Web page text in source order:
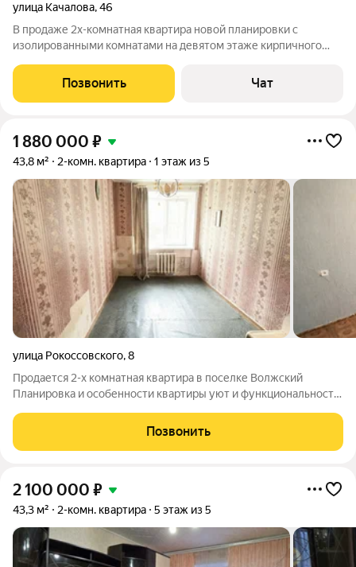
улица Качалова,46
В продаже 2х-комнатная квартира новой планировки с
изолированными комнатами на девятом этаже кирпичного
детский сад и школу, видна река Волга, а также вечером
можете наблюдать красивейшие
Позвонить Чат
1 880 000 ₽
43,8 м² 2-комн. квартира 1 этаж из 5
улица Рокоссовского,8
Продается 2-х комнатная квартира в поселке Волжский
Планировка и особенности квартиры уют и функциональность:
детьми или пожилыми.
Позвонить
2 100 000 ₽
43,3 м² 2-комн. квартира 5 этаж из 5